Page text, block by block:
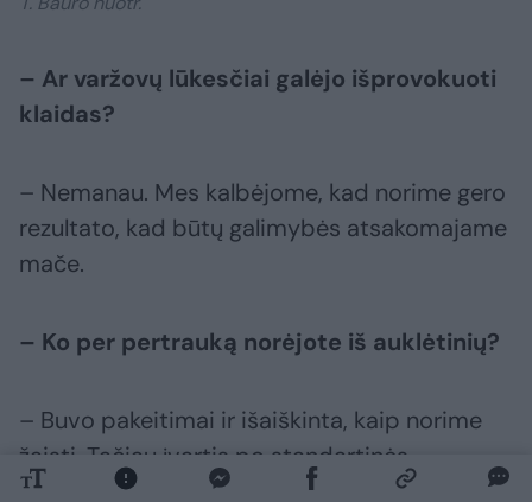
– Ar varžovų lūkesčiai galėjo išprovokuoti
klaidas?
– Nemanau. Mes kalbėjome, kad norime gero
rezultato, kad būtų galimybės atsakomajame
mače.
– Ko per pertrauką norėjote iš auklėtinių?
– Buvo pakeitimai ir išaiškinta, kaip norime
žaisti. Tačiau įvartis po standartinės
situacijos žaidimą vėl pakreipė į kitą pusę. O